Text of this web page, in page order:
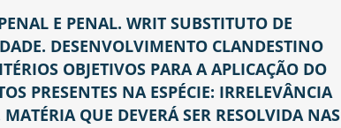
E PENAL. WRIT SUBSTITUTO DE
DESENVOLVIMENTO CLANDESTINO
OBJETIVOS PARA A APLICAÇÃO DO
PRESENTES NA ESPÉCIE: IRRELEVÂNCIA
QUE DEVERÁ SER RESOLVIDA NAS